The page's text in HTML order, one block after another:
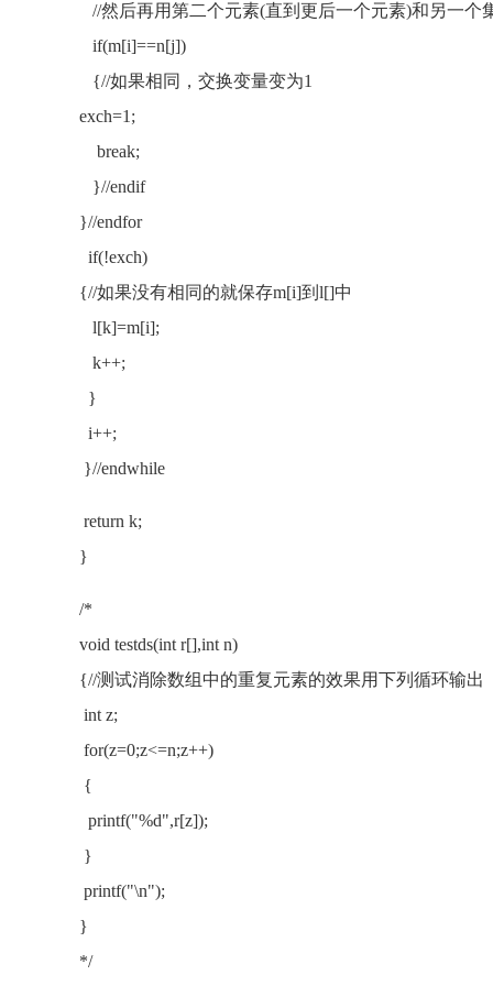
//然后再用第二个元素(直到更后一个元素)和另一个
if(m[i]==n[j])
{//如果相同，交换变量变为1
exch=1;
break;
}//endif
}//endfor
if(!exch)
{//如果没有相同的就保存m[i]到l[]中
l[k]=m[i];
k++;
}
i++;
}//endwhile
return k;
}
/*
void testds(int r[],int n)
{//测试消除数组中的重复元素的效果用下列循环输出
int z;
for(z=0;z<=n;z++)
{
printf("%d",r[z]);
}
printf("\n");
}
*/